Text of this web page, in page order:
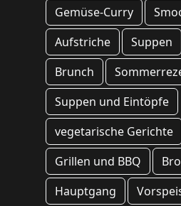
Gemüse-Curry
Aufstriche
Suppen
Brunch
Suppen und Eintöpfe
vegetarische Gerichte
Grillen und BBQ
Hauptgang